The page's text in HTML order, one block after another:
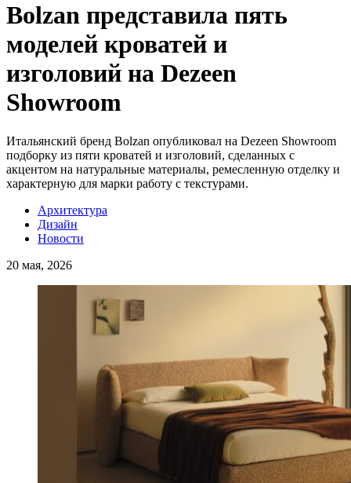
Bolzan представила пять
моделей кроватей и
изголовий на Dezeen
Showroom
Итальянский бренд Bolzan опубликовал на Dezeen Showroom
подборку из пяти кроватей и изголовий, сделанных с
акцентом на натуральные материалы, ремесленную отделку и
характерную для марки работу с текстурами.
Архитектура
Дизайн
Новости
20 мая, 2026